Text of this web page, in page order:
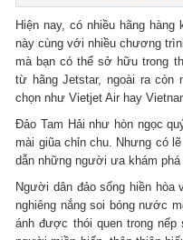
Hiện nay, có nhiều hãng
này cùng với nhiều chương
mà bạn có thể sở hữu trong
từ hãng Jetstar, ngoài ra
chọn như Vietjet Air hay
Đảo Tam Hải như hòn ngọc
mài giũa chỉn chu. Nhưng có
dẫn những người ưa khám
Người dân đảo sống hiền
nghiêng nắng soi bóng nước
ánh được thói quen trong nếp